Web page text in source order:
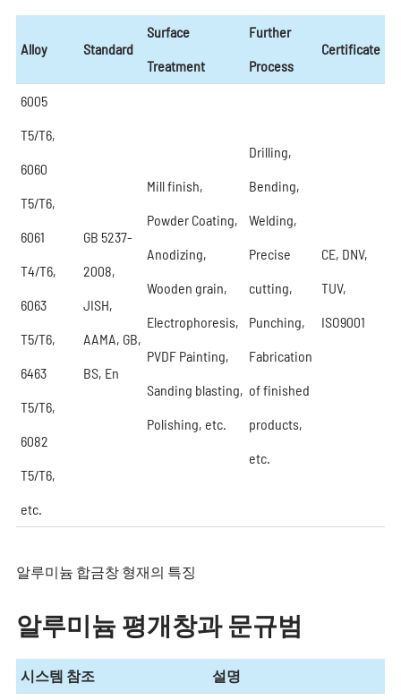
Alloy Standard
Surface
Treatment
Further
Process
Certificate
6005
T5/T6,
6060
T5/T6,
6061
T4/T6,
6063
T5/T6,
6463
T5/T6,
6082
T5/T6,
etc.
GB 5237-
2008,
JISH,
AAMA, GB,
BS, En
Mill finish,
Powder Coating,
Anodizing,
Wooden grain,
Electrophoresis,
PVDF Painting,
Sanding blasting,
Polishing, etc.
Drilling,
Bending,
Welding,
Precise
cutting,
Punching,
Fabrication
of finished
products,
etc.
CE, DNV,
TUV,
ISO9001
알루미늄 합금창 형재의 특징
알루미늄 평개창과 문규범
시스템 참조 설명